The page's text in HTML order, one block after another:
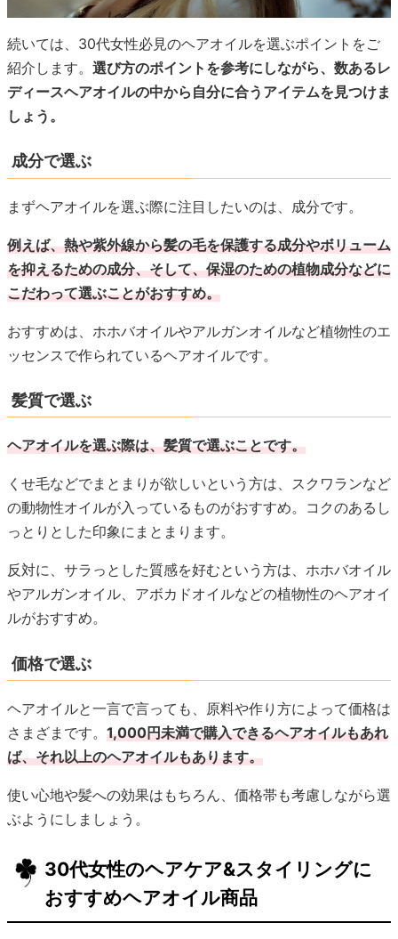
続いては、30代女性必見のヘアオイルを選ぶポイントをご
紹介します。 選び方のポイントを参考にしながら、数あるレ
ディースヘアオイルの中から自分に合うアイテムを見つけま
しょう。
成分で選ぶ
まずヘアオイルを選ぶ際に注目したいのは、成分です。
例えば、熱や紫外線から髪の毛を保護する成分やボリューム
を抑えるための成分、そして、保湿のための植物成分などに
こだわって選ぶことがおすすめ。
おすすめは、ホホバオイルやアルガンオイルなど植物性のエ
ッセンスで作られているヘアオイルです。
髪質で選ぶ
ヘアオイルを選ぶ際は、髪質で選ぶことです。
くせ毛などでまとまりが欲しいという方は、スクワランなど
の動物性オイルが入っているものがおすすめ。コクのあるし
っとりとした印象にまとまります。
反対に、サラっとした質感を好むという方は、ホホバオイル
やアルガンオイル、アボカドオイルなどの植物性のヘアオイ
ルがおすすめ。
価格で選ぶ
ヘアオイルと一言で言っても、原料や作り方によって価格は
さまざまです。 1,000円未満で購入できるヘアオイルもあれ
ば、それ以上のヘアオイルもあります。
使い心地や髪への効果はもちろん、価格帯も考慮しながら選
ぶようにしましょう。
30代女性のヘアケア&スタイリングに
おすすめヘアオイル商品